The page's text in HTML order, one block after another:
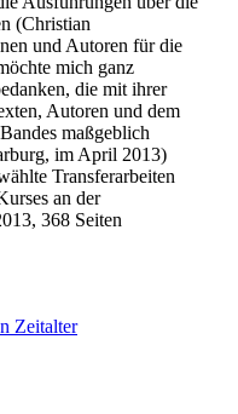
(Christian
und Autoren für die
mich ganz
die mit ihrer
Autoren und dem
maßgeblich
im April 2013)
an der
368 Seiten